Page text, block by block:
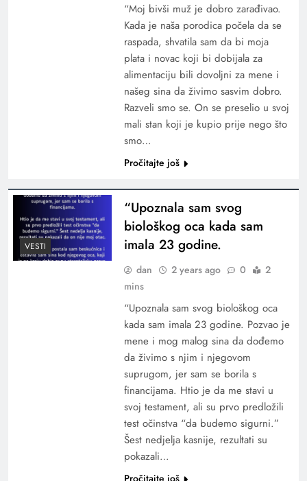
“Moj bivši muž je dobro zarađivao.
Kada je naša porodica počela da se
raspada, shvatila sam da bi moja
plata i novac koji bi dobijala za
alimentaciju bili dovoljni za mene i
našeg sina da živimo sasvim dobro.
Razveli smo se. On se preselio u svoj
mali stan koji je kupio prije nego što
smo…
Pročitajte još
VESTI
“Upoznala sam svog
biološkog oca kada sam
imala 23 godine.
dan 2 years ago 0
2
mins
“Upoznala sam svog biološkog oca
kada sam imala 23 godine. Pozvao je
mene i mog malog sina da dođemo
da živimo s njim i njegovom
suprugom, jer sam se borila s
financijama. Htio je da me stavi u
svoj testament, ali su prvo predložili
test očinstva “da budemo sigurni.”
Šest nedjelja kasnije, rezultati su
pokazali…
Pročitajte još